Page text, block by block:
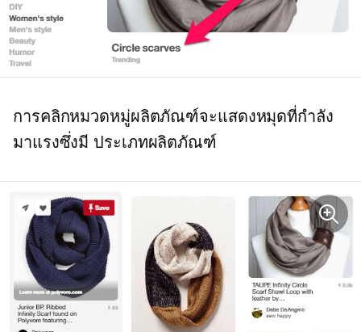
การคลิกหมวดหมู่ผลิตภัณฑ์จะแสดงหมุดที่กำลัง
มาแรงซึ่งมี ประเภทผลิตภัณฑ์